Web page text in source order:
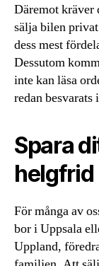
Däremot kräver
sälja bilen
dess mest
Dessutom
inte kan läsa
redan besvarats
Spara
helgfrid
För många av
bor i Uppsala
Uppland,